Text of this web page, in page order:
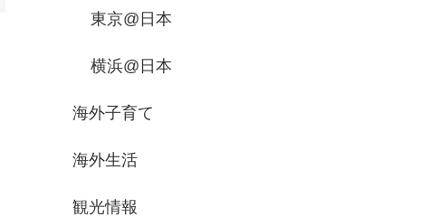
東京@日本
横浜@日本
海外子育て
海外生活
観光情報